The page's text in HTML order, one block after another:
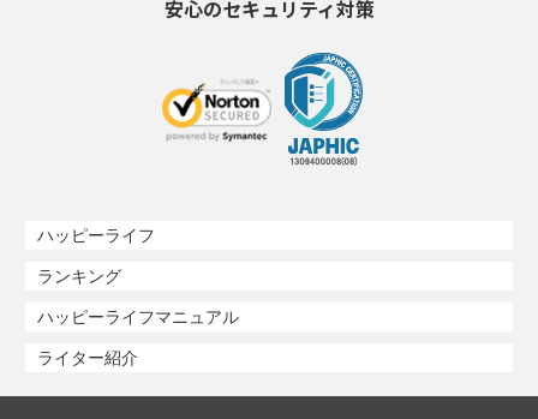
安心のセキュリティ対策
ハッピーライフ
ランキング
ハッピーライフマニュアル
ライター紹介